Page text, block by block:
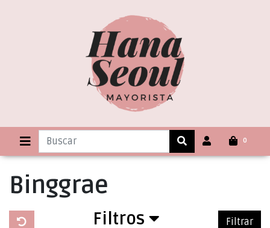
0
Binggrae
Filtros Filtrar